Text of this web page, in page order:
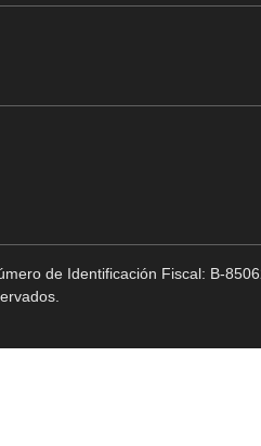
de Identificación Fiscal: B-